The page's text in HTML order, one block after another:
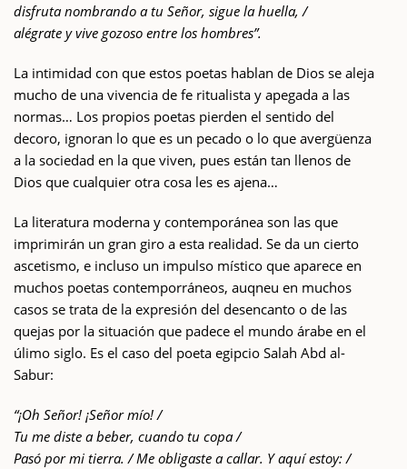
disfruta nombrando a tu Señor, sigue la huella, /
alégrate y vive gozoso entre los hombres”.
La intimidad con que estos poetas hablan de Dios se aleja
mucho de una vivencia de fe ritualista y apegada a las
normas… Los propios poetas pierden el sentido del
decoro, ignoran lo que es un pecado o lo que avergüenza
a la sociedad en la que viven, pues están tan llenos de
Dios que cualquier otra cosa les es ajena…
La literatura moderna y contemporánea son las que
imprimirán un gran giro a esta realidad. Se da un cierto
ascetismo, e incluso un impulso místico que aparece en
muchos poetas contemporráneos, auqneu en muchos
casos se trata de la expresión del desencanto o de las
quejas por la situación que padece el mundo árabe en el
úlimo siglo. Es el caso del poeta egipcio Salah Abd al-
Sabur:
“¡Oh Señor! ¡Señor mío! /
Tu me diste a beber, cuando tu copa /
Pasó por mi tierra. / Me obligaste a callar. Y aquí estoy: /